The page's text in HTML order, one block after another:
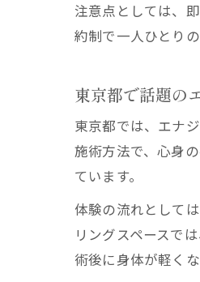
注意点としては、
約制で一人ひとり
東京都で話題の
東京都では、エナ
施術方法で、心身
ています。
体験の流れとして
リングスペースで
術後に身体が軽く